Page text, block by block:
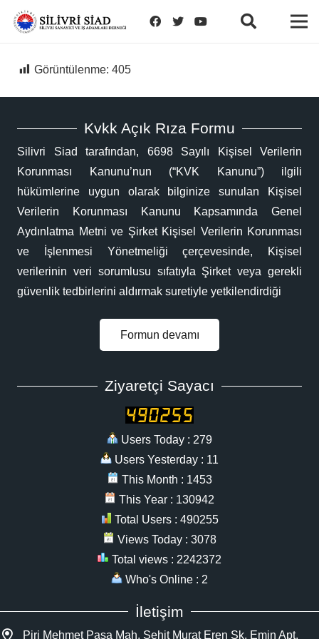
Görüntülenme: 405
Kvkk Açık Rıza Formu
Silivri Siad tarafından, 6698 Sayılı Kişisel Verilerin
Korunması Kanunu’nun (“KVK Kanunu”) ilgili
hükümlerine uygun olarak bilginize sunulan Kişisel
Verilerin Korunması Kanunu Kapsamında Genel
Aydınlatma Metni ve Şirket Kişisel Verilerin Korunması
ve İşlenmesi Yönetmeliği çerçevesinde, Kişisel
verilerinin veri sorumlusu sıfatıyla Şirket veya gerekli
güvenlik tedbirlerini aldırmak suretiyle yetkilendirdiği
Formun devamı
Ziyaretçi Sayacı
Users Today : 279
Users Yesterday : 11
This Month : 1453
This Year : 130942
Total Users : 490255
Views Today : 3078
Total views : 2242372
Who's Online : 2
İletişim
Piri Mehmet Paşa Mah. Şehit Murat Eren Sk. Emin Apt.